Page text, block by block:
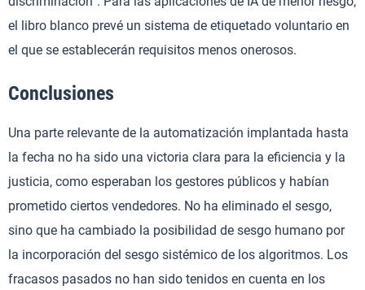
el libro blanco prevé un sistema de etiquetado voluntario en
el que se establecerán requisitos menos onerosos.
Conclusiones
Una parte relevante de la automatización implantada hasta
la fecha no ha sido una victoria clara para la eficiencia y la
justicia, como esperaban los gestores públicos y habían
prometido ciertos vendedores. No ha eliminado el sesgo,
sino que ha cambiado la posibilidad de sesgo humano por
la incorporación del sesgo sistémico de los algoritmos. Los
fracasos pasados no han sido tenidos en cuenta en los